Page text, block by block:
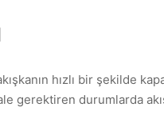
hızlı bir şekilde
gerektiren durumlarda